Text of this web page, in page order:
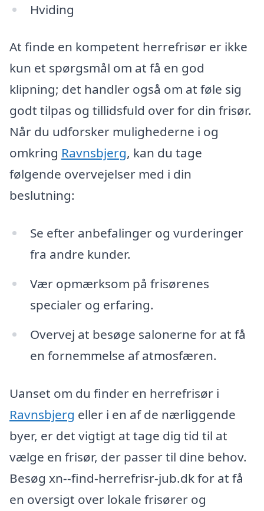
Hviding
At finde en kompetent herrefrisør er ikke
kun et spørgsmål om at få en god
klipning; det handler også om at føle sig
godt tilpas og tillidsfuld over for din frisør.
Når du udforsker mulighederne i og
omkring Ravnsbjerg, kan du tage
følgende overvejelser med i din
beslutning:
Se efter anbefalinger og vurderinger
fra andre kunder.
Vær opmærksom på frisørenes
specialer og erfaring.
Overvej at besøge salonerne for at få
en fornemmelse af atmosfæren.
Uanset om du finder en herrefrisør i
Ravnsbjerg eller i en af de nærliggende
byer, er det vigtigt at tage dig tid til at
vælge en frisør, der passer til dine behov.
Besøg xn--find-herrefrisr-jub.dk for at få
en oversigt over lokale frisører og